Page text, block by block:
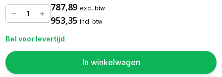
787,89 excl. btw
953,35 incl. btw
Bel voor levertijd
In winkelwagen